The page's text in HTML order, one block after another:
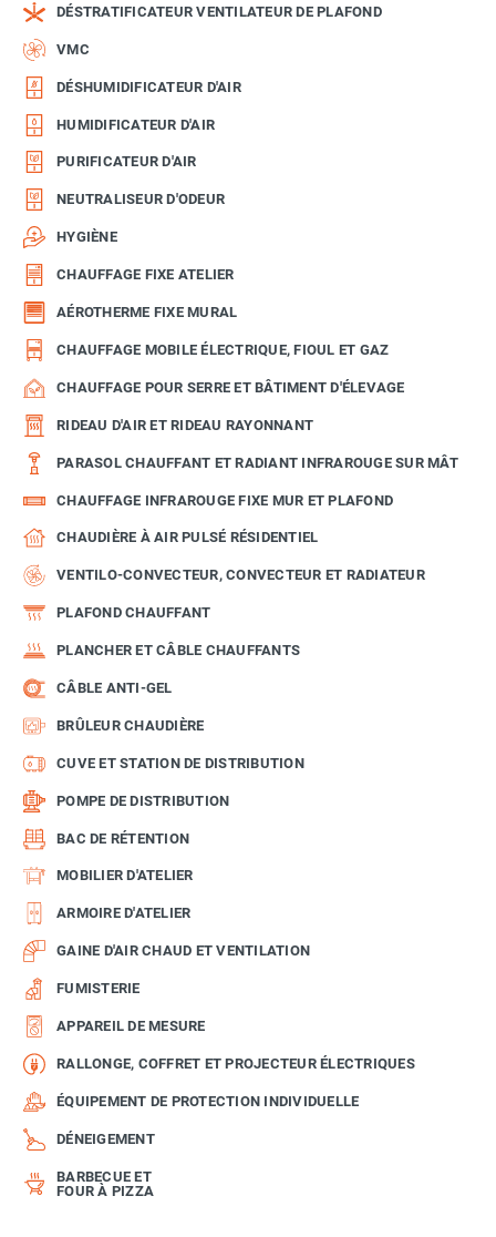
DÉSTRATIFICATEUR VENTILATEUR DE PLAFOND
VMC
DÉSHUMIDIFICATEUR D'AIR
HUMIDIFICATEUR D'AIR
PURIFICATEUR D'AIR
NEUTRALISEUR D'ODEUR
HYGIÈNE
CHAUFFAGE FIXE ATELIER
AÉROTHERME FIXE MURAL
CHAUFFAGE MOBILE ÉLECTRIQUE, FIOUL ET GAZ
CHAUFFAGE POUR SERRE ET BÂTIMENT D'ÉLEVAGE
RIDEAU D'AIR ET RIDEAU RAYONNANT
PARASOL CHAUFFANT ET RADIANT INFRAROUGE SUR MÂT
CHAUFFAGE INFRAROUGE FIXE MUR ET PLAFOND
CHAUDIÈRE À AIR PULSÉ RÉSIDENTIEL
VENTILO-CONVECTEUR, CONVECTEUR ET RADIATEUR
PLAFOND CHAUFFANT
PLANCHER ET CÂBLE CHAUFFANTS
CÂBLE ANTI-GEL
BRÛLEUR CHAUDIÈRE
CUVE ET STATION DE DISTRIBUTION
POMPE DE DISTRIBUTION
BAC DE RÉTENTION
MOBILIER D'ATELIER
ARMOIRE D'ATELIER
GAINE D'AIR CHAUD ET VENTILATION
FUMISTERIE
APPAREIL DE MESURE
RALLONGE, COFFRET ET PROJECTEUR ÉLECTRIQUES
ÉQUIPEMENT DE PROTECTION INDIVIDUELLE
DÉNEIGEMENT
BARBECUE ET
FOUR À PIZZA